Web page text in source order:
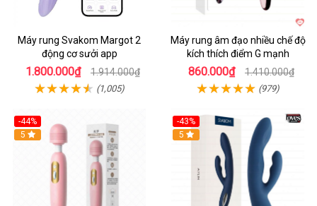
Máy rung Svakom Margot 2
động cơ sưởi app
1.800.000₫ 1.914.000₫
(1,005)
Máy rung âm đạo nhiều chế độ
kích thích điểm G mạnh
860.000₫ 1.410.000₫
(979)
-44%
Hot
5
-43%
Hot
5